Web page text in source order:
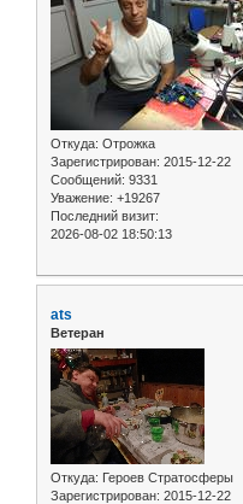
Откуда: Отрожка
Зарегистрирован: 2015-12-22
Сообщений: 9331
Уважение: +19267
Последний визит:
2026-08-02 18:50:13
ats
Ветеран
Откуда: Героев Стратосферы
Зарегистрирован: 2015-12-22